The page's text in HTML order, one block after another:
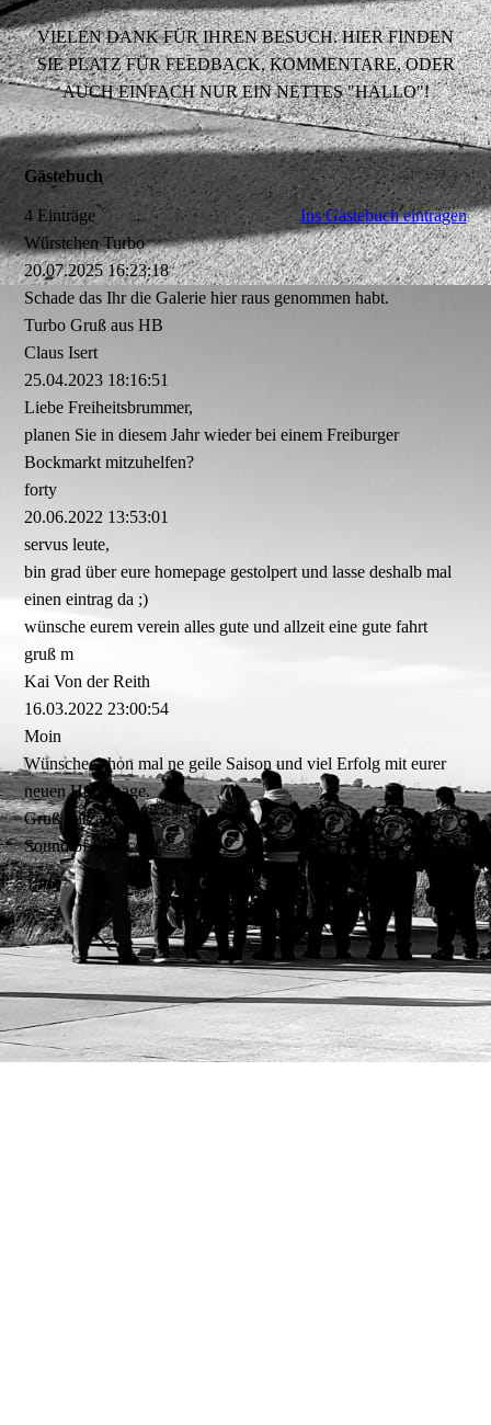
VIELEN DANK FÜR IHREN BESUCH. HIER FINDEN
SIE PLATZ FÜR FEEDBACK, KOMMENTARE, ODER
AUCH EINFACH NUR EIN NETTES "HALLO"!
Gästebuch
4 Einträge
Ins Gästebuch eintragen
Würstchen Turbo
20.07.2025 16:23:18
Schade das Ihr die Galerie hier raus genommen habt.
Turbo Gruß aus HB
Claus Isert
25.04.2023 18:16:51
Liebe Freiheitsbrummer,
planen Sie in diesem Jahr wieder bei einem Freiburger
Bockmarkt mitzuhelfen?
forty
20.06.2022 13:53:01
servus leute,
bin grad über eure homepage gestolpert und lasse deshalb mal
einen eintrag da ;)
wünsche eurem verein alles gute und allzeit eine gute fahrt
gruß m
Kai Von der Reith
16.03.2022 23:00:54
Moin
Wünsche schon mal ne geile Saison und viel Erfolg mit eurer
neuen Homepage.
Gruß Tarzan
Sound of Silence